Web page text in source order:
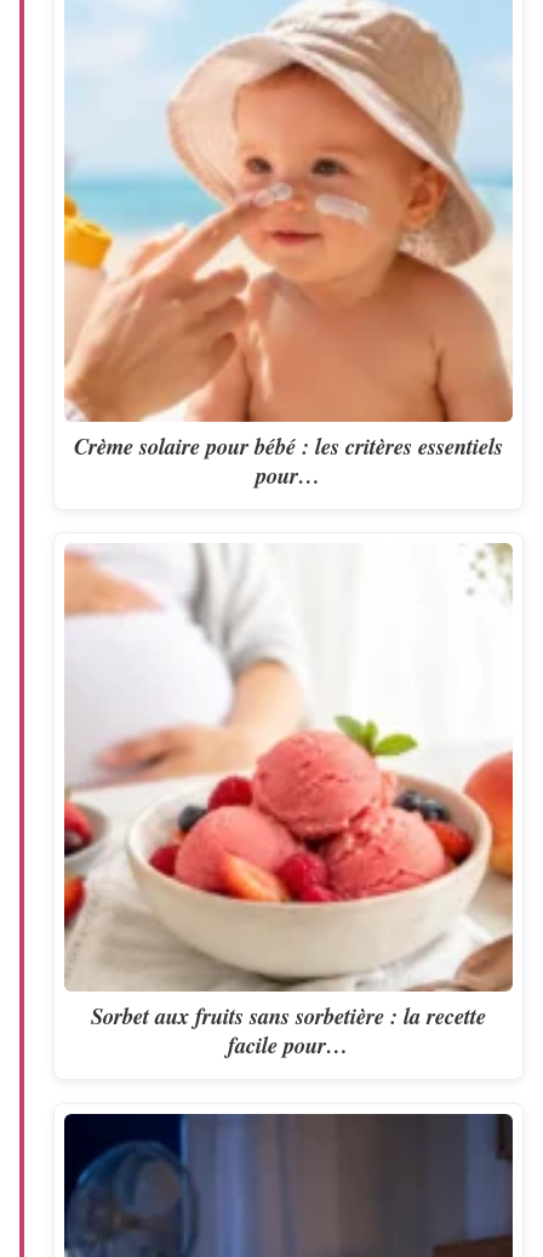
Crème solaire pour bébé : les critères essentiels
pour…
Sorbet aux fruits sans sorbetière : la recette
facile pour…